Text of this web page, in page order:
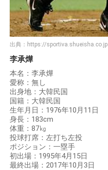
出典： https://sportiva.shueisha.co.jp
李承燁
本名：李承燁
愛称：無し
出身地：大韓民国
国籍：大韓民国
生年月日：1976年10月11日
身長：183cm
体重：87㎏
投球打席：左打ち左投
ポジション：一塁手
初出場：1995年4月15日
最終出場：2017年10月3日